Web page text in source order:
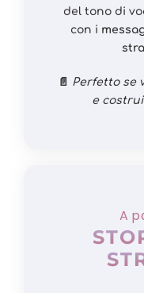
del tono di
con i
📄 Perfetto se
e
A